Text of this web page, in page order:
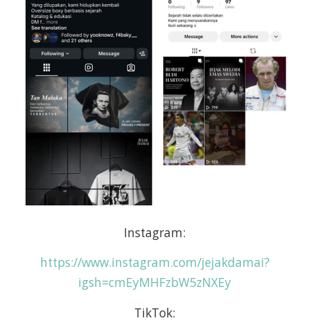
Instagram:
https://www.instagram.com/jejakdamai?
igsh=cmEyMHFzbW5zNXEy
TikTok: